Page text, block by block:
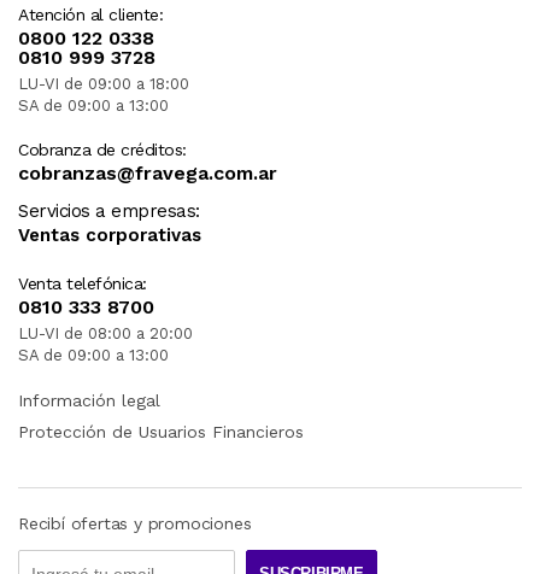
Atención al cliente:
0800 122 0338
0810 999 3728
LU-VI de 09:00 a 18:00
SA de 09:00 a 13:00
Cobranza de créditos:
cobranzas@fravega.com.ar
Servicios a empresas:
Ventas corporativas
Venta telefónica:
0810 333 8700
LU-VI de 08:00 a 20:00
SA de 09:00 a 13:00
Información legal
Protección de Usuarios Financieros
Recibí ofertas y promociones